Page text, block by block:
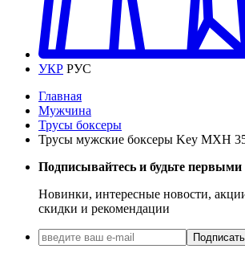
УКР РУС
Главная
Мужчина
Трусы боксеры
Трусы мужские боксеры Key MXH
Подписывайтесь и будьте первыми
Новинки, интересные новости,
скидки и рекомендации